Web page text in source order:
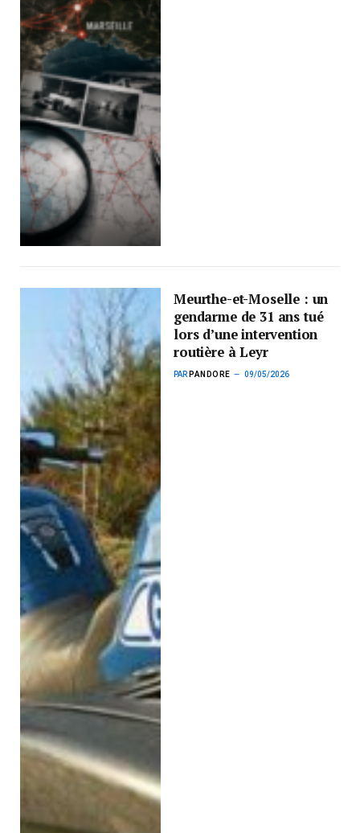
Meurthe-et-Moselle : un
gendarme de 31 ans tué
lors d’une intervention
routière à Leyr
PAR PANDORE 09/05/2026